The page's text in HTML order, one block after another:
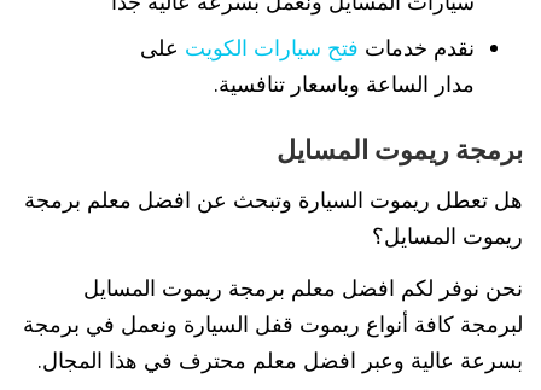
نقدم خدمات فتح سيارات الكويت على
مدار الساعة وباسعار تنافسية.
برمجة ريموت المسايل
هل تعطل ريموت السيارة وتبحث عن افضل معلم برمجة
ريموت المسايل؟
نحن نوفر لكم افضل معلم برمجة ريموت المسايل
لبرمجة كافة أنواع ريموت قفل السيارة ونعمل في برمجة
بسرعة عالية وعبر افضل معلم محترف في هذا المجال.